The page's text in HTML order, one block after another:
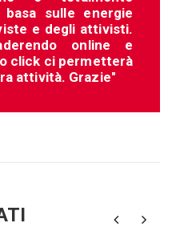
sulle energie
e degli attivisti.
online e
click ci permetterà
attività. Grazie"